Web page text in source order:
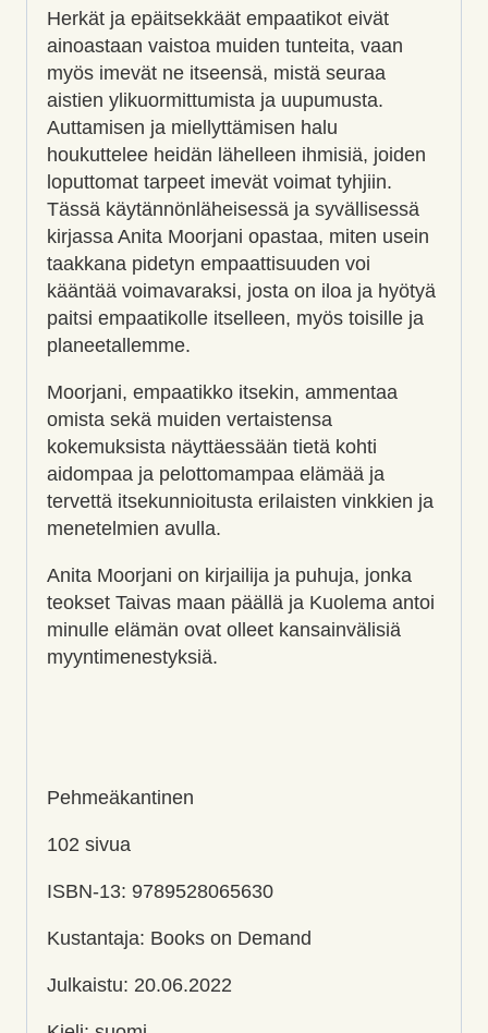
Herkät ja epäitsekkäät empaatikot eivät
ainoastaan vaistoa muiden tunteita, vaan
myös imevät ne itseensä, mistä seuraa
aistien ylikuormittumista ja uupumusta.
Auttamisen ja miellyttämisen halu
houkuttelee heidän lähelleen ihmisiä, joiden
loputtomat tarpeet imevät voimat tyhjiin.
Tässä käytännönläheisessä ja syvällisessä
kirjassa Anita Moorjani opastaa, miten usein
taakkana pidetyn empaattisuuden voi
kääntää voimavaraksi, josta on iloa ja hyötyä
paitsi empaatikolle itselleen, myös toisille ja
planeetallemme.
Moorjani, empaatikko itsekin, ammentaa
omista sekä muiden vertaistensa
kokemuksista näyttäessään tietä kohti
aidompaa ja pelottomampaa elämää ja
tervettä itsekunnioitusta erilaisten vinkkien ja
menetelmien avulla.
Anita Moorjani on kirjailija ja puhuja, jonka
teokset Taivas maan päällä ja Kuolema antoi
minulle elämän ovat olleet kansainvälisiä
myyntimenestyksiä.
Pehmeäkantinen
102 sivua
ISBN-13: 9789528065630
Kustantaja: Books on Demand
Julkaistu: 20.06.2022